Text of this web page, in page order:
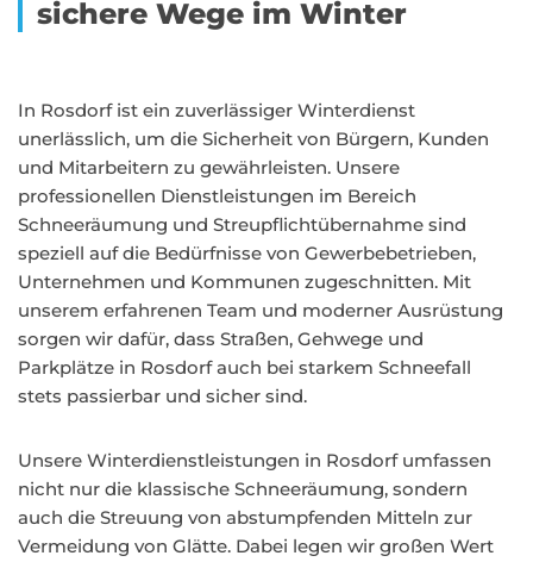
sichere Wege im Winter
In Rosdorf ist ein zuverlässiger Winterdienst
unerlässlich, um die Sicherheit von Bürgern, Kunden
und Mitarbeitern zu gewährleisten. Unsere
professionellen Dienstleistungen im Bereich
Schneeräumung und Streupflichtübernahme sind
speziell auf die Bedürfnisse von Gewerbebetrieben,
Unternehmen und Kommunen zugeschnitten. Mit
unserem erfahrenen Team und moderner Ausrüstung
sorgen wir dafür, dass Straßen, Gehwege und
Parkplätze in Rosdorf auch bei starkem Schneefall
stets passierbar und sicher sind.
Unsere Winterdienstleistungen in Rosdorf umfassen
nicht nur die klassische Schneeräumung, sondern
auch die Streuung von abstumpfenden Mitteln zur
Vermeidung von Glätte. Dabei legen wir großen Wert